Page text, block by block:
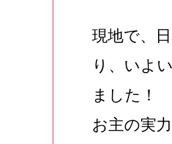
現地で、
り、いよ
ました！
お主の実